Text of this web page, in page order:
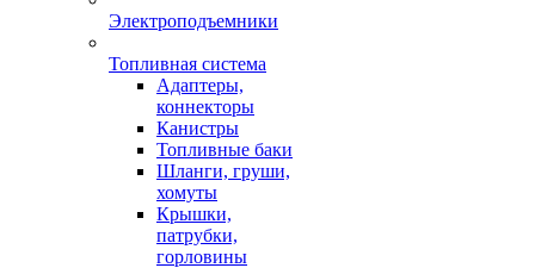
Электроподъемники
Топливная система
Адаптеры,
коннекторы
Канистры
Топливные баки
Шланги, груши,
хомуты
Крышки,
патрубки,
горловины